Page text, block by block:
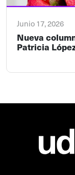
Junio 17, 2026
Nueva
Patricia